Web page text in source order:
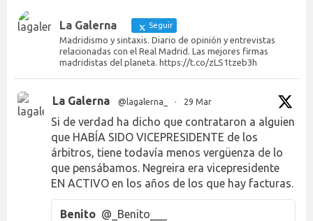
La Galerna Seguir
Madridismo y sintaxis. Diario de opinión y entrevistas
relacionadas con el Real Madrid. Las mejores firmas
madridistas del planeta. https://t.co/zLS1tzeb3h
La Galerna @lagalerna_ · 29 Mar
Si de verdad ha dicho que contrataron a alguien
que HABÍA SIDO VICEPRESIDENTE de los
árbitros, tiene todavía menos vergüenza de lo
que pensábamos. Negreira era vicepresidente
EN ACTIVO en los años de los que hay facturas.
Benito @_Benito___